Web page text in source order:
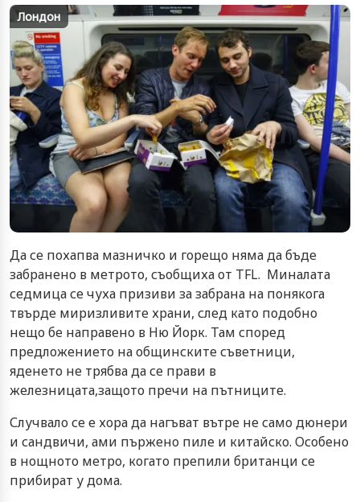
Лондон
Да се похапва мазничко и горещо няма да бъде
забранено в метрото, съобщиха от TFL. Миналата
седмица се чуха призиви за забрана на понякога
твърде миризливите храни, след като подобно
нещо бе направено в Ню Йорк. Там според
предложението на общинските съветници,
яденето не трябва да се прави в
железницата,защото пречи на пътниците.
Случвало се е хора да нагъват вътре не само дюнери
и сандвичи, ами пържено пиле и китайско. Особено
в нощното метро, когато препили британци се
прибират у дома.